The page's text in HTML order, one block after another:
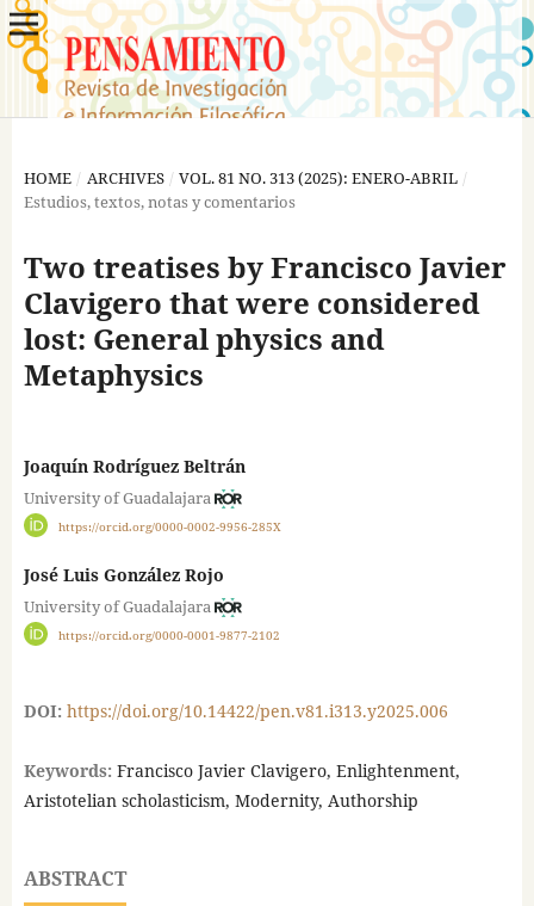
HOME / ARCHIVES / VOL. 81 NO. 313 (2025): ENERO-ABRIL /
Estudios, textos, notas y comentarios
Two treatises by Francisco Javier
Clavigero that were considered
lost: General physics and
Metaphysics
Joaquín Rodríguez Beltrán
University of Guadalajara
https://orcid.org/0000-0002-9956-285X
José Luis González Rojo
University of Guadalajara
https://orcid.org/0000-0001-9877-2102
DOI: https://doi.org/10.14422/pen.v81.i313.y2025.006
Keywords: Francisco Javier Clavigero, Enlightenment,
Aristotelian scholasticism, Modernity, Authorship
ABSTRACT